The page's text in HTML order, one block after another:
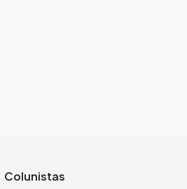
Colunistas